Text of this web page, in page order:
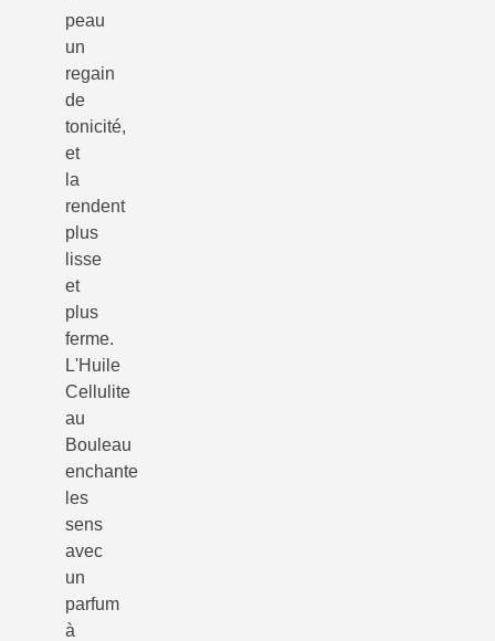
peau
un
regain
de
tonicité,
et
la
rendent
plus
lisse
et
plus
ferme.
L'Huile
Cellulite
au
Bouleau
enchante
les
sens
avec
un
parfum
à